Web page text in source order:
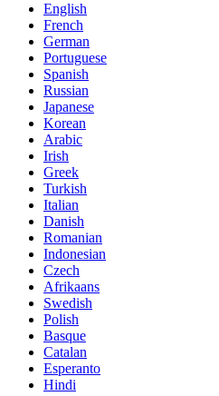
English
French
German
Portuguese
Spanish
Russian
Japanese
Korean
Arabic
Irish
Greek
Turkish
Italian
Danish
Romanian
Indonesian
Czech
Afrikaans
Swedish
Polish
Basque
Catalan
Esperanto
Hindi